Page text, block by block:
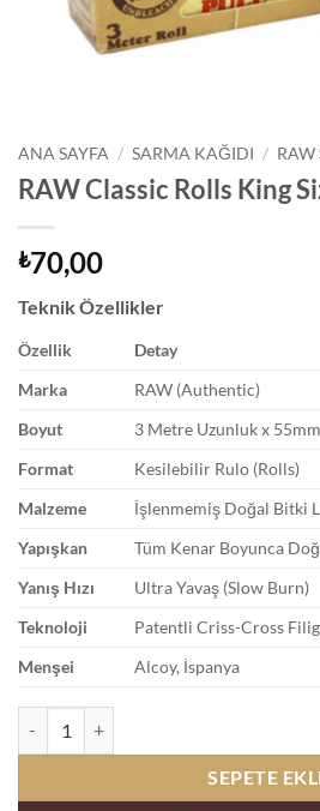
ANA SAYFA / SARMA KAĞIDI /
RAW Classic Rolls King
₺70,00
Teknik Özellikler
Özellik
Detay
Marka
RAW (Authentic)
Boyut
3 Metre Uzunluk x
Format
Kesilebilir Rulo (Rolls)
Malzeme
İşlenmemiş Doğal Bitki
Yapışkan
Tüm Kenar Boyunca
Yanış Hızı
Ultra Yavaş (Slow Burn)
Teknoloji
Patentli Criss-Cross
Menşei
Alcoy, İspanya
SEPETE